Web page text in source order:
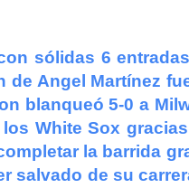
sólidas 6
de Angel Martínez
blanqueó 5-0 a
White Sox
la barrida
salvado de su